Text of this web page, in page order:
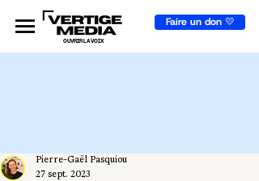
Faire un don 💛
OUVRIR LA VOIX
Pierre-Gaël Pasquiou
27 sept. 2023